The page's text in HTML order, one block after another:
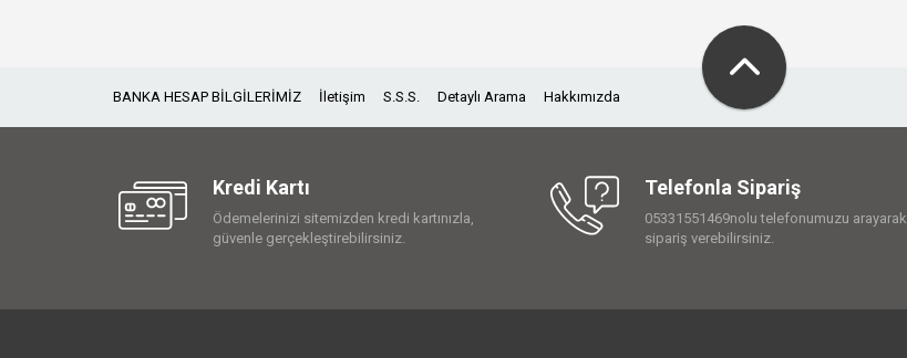
BANKA HESAP BİLGİLERİMİZ İletişim S.S.S. Detaylı Arama Hakkımızda
Kredi Kartı
Ödemelerinizi sitemizden kredi kartınızla,
güvenle gerçekleştirebilirsiniz.
Telefonla Sipariş
05331551469nolu telefonumuzu arayarak
sipariş verebilirsiniz.